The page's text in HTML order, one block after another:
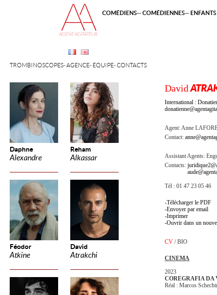
Daphne
Alexandre
Reham
Alkassar
Féodor
Atkine
David
Atrakchi
TROMBINOSCOPES AGENCE ÉQUIPE CONTACTS
COMÉDIENS COMÉDIENNES
David
International :
Agent:Anne
Contact:
Assistant Agents:
Contacts:
Tél : 01 47 23 05 46
Télécharger le PDF
Envoyer par email
Imprimer
Ouvrir dans un
CV /BIO
CINEMA
2023
COREGRAFIA DA
Réal : Marcos